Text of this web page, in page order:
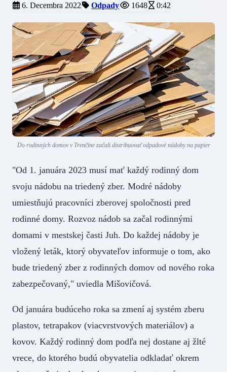
6. Decembra 2022 Odpady 1648 0:42
Do rodinných domov v Trenčíne začali distribuovať odpadové nádoby na papier
"Od 1. januára 2023 musí mať každý rodinný dom
svoju nádobu na triedený zber. Modré nádoby
umiestňujú pracovníci zberovej spoločnosti pred
rodinné domy. Rozvoz nádob sa začal rodinnými
domami v mestskej časti Juh. Do každej nádoby je
vložený leták, ktorý obyvateľov informuje o tom, ako
bude triedený zber z rodinných domov od nového roka
zabezpečovaný," uviedla Mišovičová.
Od januára budúceho roka sa zmení aj systém zberu
plastov, tetrapakov (viacvrstvových materiálov) a
kovov. Každý rodinný dom podľa nej dostane aj žlté
vrece, do ktorého budú obyvatelia odkladať okrem